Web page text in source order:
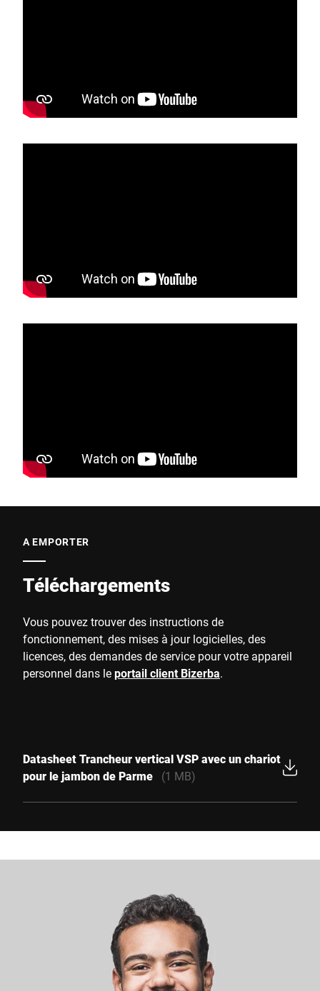
A EMPORTER
Téléchargements
Vous pouvez trouver des instructions de
fonctionnement, des mises à jour logicielles, des
licences, des demandes de service pour votre appareil
personnel dans leportail client Bizerba.
Datasheet Trancheur vertical VSP avec un chariot
pour le jambon de Parme
(1 MB)